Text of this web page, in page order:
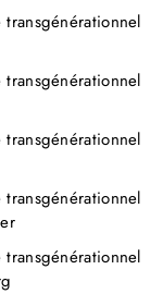
transgénérationnel
transgénérationnel
transgénérationnel
transgénérationnel
transgénérationnel